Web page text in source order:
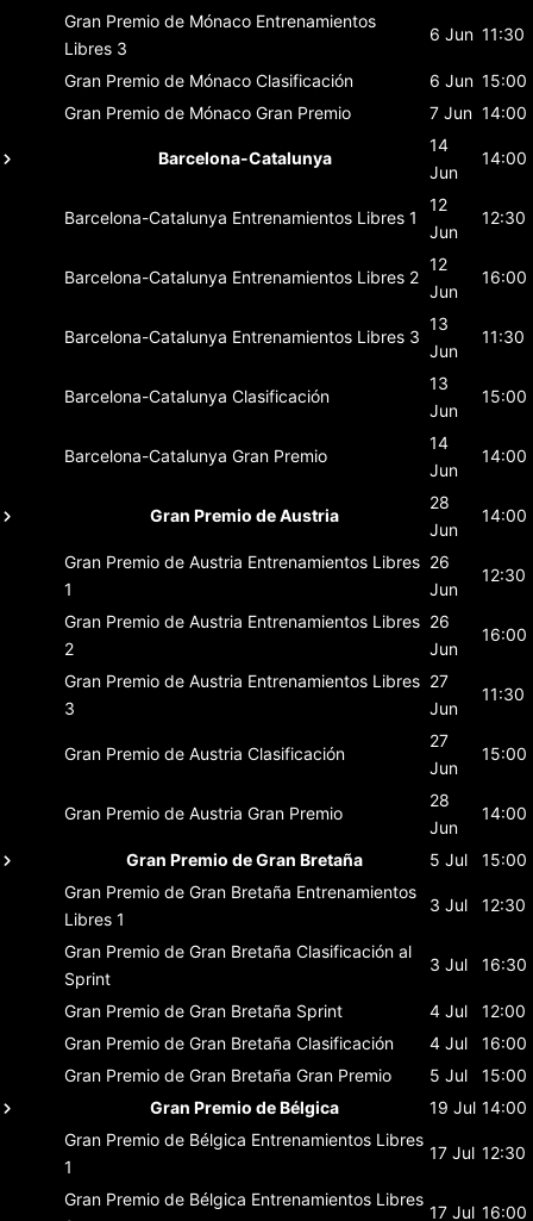
Gran Premio de Mónaco Entrenamientos
Libres 3
6 Jun 11:30
Gran Premio de Mónaco Clasificación 6 Jun 15:00
Gran Premio de Mónaco Gran Premio 7 Jun 14:00
Barcelona-Catalunya
14
Jun
14:00
Barcelona-Catalunya Entrenamientos Libres 1
12
Jun
12:30
Barcelona-Catalunya Entrenamientos Libres 2
12
Jun
16:00
Barcelona-Catalunya Entrenamientos Libres 3
13
Jun
11:30
Barcelona-Catalunya Clasificación
13
Jun
15:00
Barcelona-Catalunya Gran Premio
14
Jun
14:00
Gran Premio de Austria
28
Jun
14:00
Gran Premio de Austria Entrenamientos Libres
1
26
Jun
12:30
Gran Premio de Austria Entrenamientos Libres
2
26
Jun
16:00
Gran Premio de Austria Entrenamientos Libres
3
27
Jun
11:30
Gran Premio de Austria Clasificación
27
Jun
15:00
Gran Premio de Austria Gran Premio
28
Jun
14:00
Gran Premio de Gran Bretaña 5 Jul
15:00
Gran Premio de Gran Bretaña Entrenamientos
Libres 1
3 Jul 12:30
Gran Premio de Gran Bretaña Clasificación al
Sprint
3 Jul 16:30
Gran Premio de Gran Bretaña Sprint 4 Jul
12:00
Gran Premio de Gran Bretaña Clasificación 4 Jul
16:00
Gran Premio de Gran Bretaña Gran Premio 5 Jul
15:00
Gran Premio de Bélgica
19 Jul 14:00
Gran Premio de Bélgica Entrenamientos Libres
1
17 Jul 12:30
Gran Premio de Bélgica Entrenamientos Libres
17 Jul 16:00